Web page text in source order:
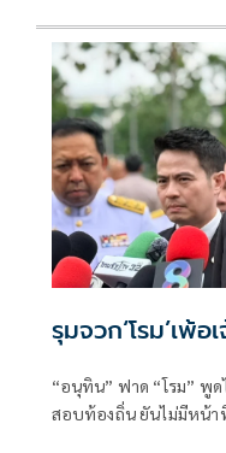
รุมจวก‘โรม’เพ้
“อนุทิน” ฟาด “โรม” พูด
สอบท้องถิ่น ยันไม่มีหน้า